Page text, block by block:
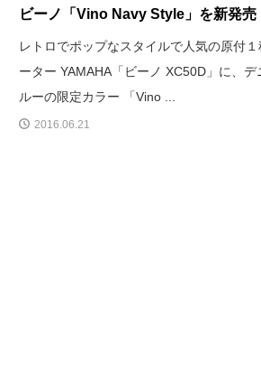
ビーノ「Vino Navy Style」を新発売
レトロでポップなスタイルで人気の原付１
ーター YAMAHA「ビーノ XC50D」に、デ
ルーの限定カラー 「Vino ...
2016.06.21